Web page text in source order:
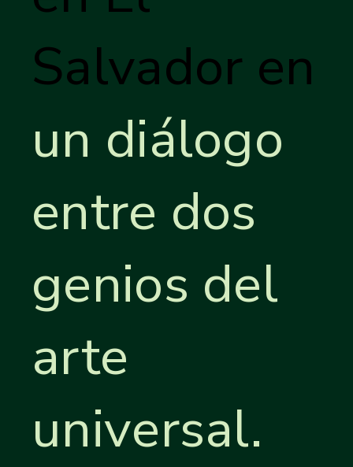
Salvador en
un diálogo
entre dos
genios del
arte
universal.